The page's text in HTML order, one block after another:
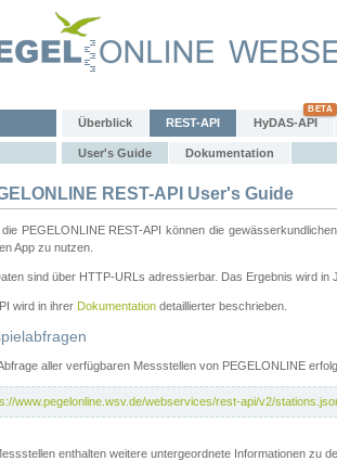
Überblick REST-API HyDAS-API
User's Guide Dokumentation
REST-API User's Guide
PEGELONLINE REST-API können die
App zu nutzen.
sind über HTTP-URLs adressierbar. Das Ergebnis wird in
wird in ihrer Dokumentation detaillierter beschrieben.
aller verfügbaren Messstellen von PEGELONLINE
www.pegelonline.wsv.de/webservices/rest-api/v2/
enthalten weitere untergeordnete Informationen zu